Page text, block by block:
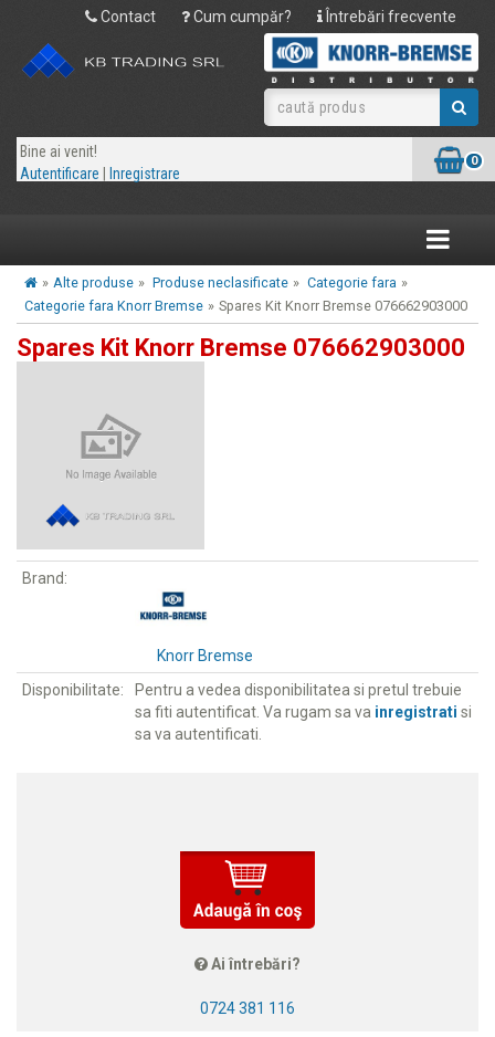
Contact Cum cumpăr? Întrebări frecvente
Bine ai venit!
Autentificare
Inregistrare
0
Toggle
» Alte produse » Produse neclasificate » Categorie fara »
Categorie fara Knorr Bremse » Spares Kit Knorr Bremse 076662903000
Spares Kit Knorr Bremse 076662903000
Brand:
Knorr Bremse
Disponibilitate:
Pentru a vedea disponibilitatea si pretul trebuie
sa fiti autentificat. Va rugam sa va inregistrati si
sa va autentificati.
Ai întrebări?
0724 381 116